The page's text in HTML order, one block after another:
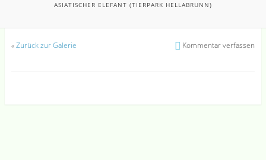
ASIATISCHER ELEFANT (TIERPARK HELLABRUNN)
«Zurück zur Galerie Kommentar verfassen